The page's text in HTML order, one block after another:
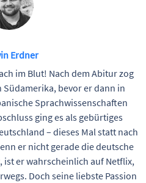
Erdner
im Blut! Nach dem Abitur zog
Südamerika, bevor er dann in
Sprachwissenschaften
ging es als gebürtiges
– dieses Mal statt nach
er nicht gerade die deutsche
er wahrscheinlich auf Netflix,
Doch seine liebste Passion